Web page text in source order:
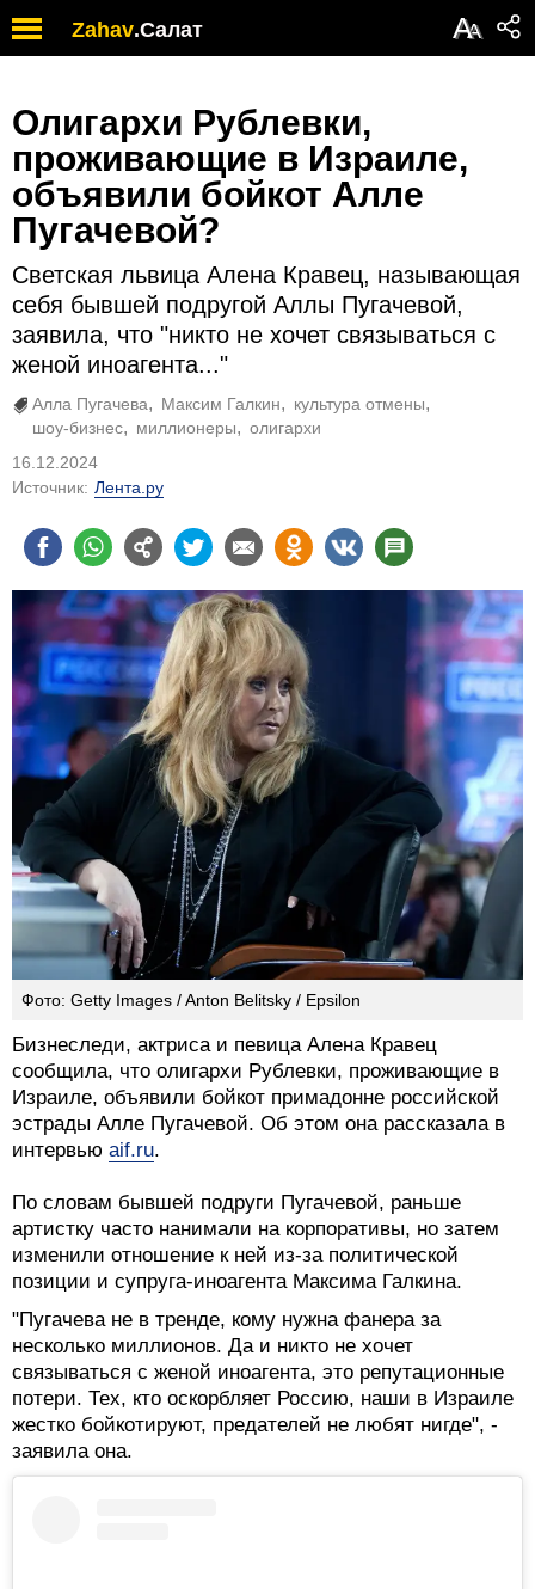
Zahav.Салат АА
Олигархи Рублевки,
проживающие в Израиле,
объявили бойкот Алле
Пугачевой?
Светская львица Алена Кравец, называющая
себя бывшей подругой Аллы Пугачевой,
заявила, что "никто не хочет связываться с
женой иноагента..."
Алла Пугачева Максим Галкин
культура отмены
шоу-бизнес
миллионеры
олигархи
16.12.2024
Источник: Лента.ру
Фото: Getty Images / Anton Belitsky / Epsilon
Бизнеследи, актриса и певица Алена Кравец
сообщила, что олигархи Рублевки, проживающие в
Израиле, объявили бойкот примадонне российской
эстрады Алле Пугачевой. Об этом она рассказала в
интервью aif.ru.
По словам бывшей подруги Пугачевой, раньше
артистку часто нанимали на корпоративы, но затем
изменили отношение к ней из-за политической
позиции и супруга-иноагента Максима Галкина.
"Пугачева не в тренде, кому нужна фанера за
несколько миллионов. Да и никто не хочет
связываться с женой иноагента, это репутационные
потери. Тех, кто оскорбляет Россию, наши в Израиле
жестко бойкотируют, предателей не любят нигде", -
заявила она.